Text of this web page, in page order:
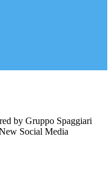
by Gruppo Spaggiari
Social Media